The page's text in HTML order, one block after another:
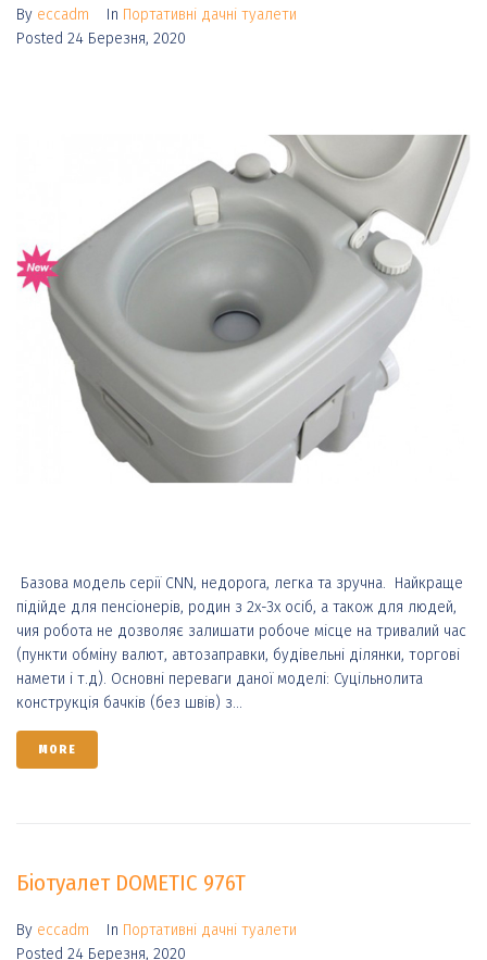
By eccadm In Портативні дачні туалети
Posted 24 Березня, 2020
Базова модель серії СNN, недорога, легка та зручна. Найкраще
підійде для пенсіонерів, родин з 2х-3х осіб, а також для людей,
чия робота не дозволяє залишати робоче місце на тривалий час
(пункти обміну валют, автозаправки, будівельні ділянки, торгові
намети і т.д). Основні переваги даної моделі: Суцільнолита
конструкція бачків (без швів) з...
MORE
Біотуалет DOMETIC 976T
By eccadm In Портативні дачні туалети
Posted 24 Березня, 2020